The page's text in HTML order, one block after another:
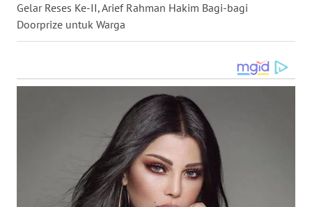
Gelar Reses Ke-II, Arief Rahman Hakim Bagi-bagi
Doorprize untuk Warga
WN
SULSEL